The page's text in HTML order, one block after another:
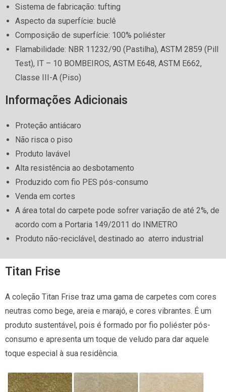
Sistema de fabricação: tufting
Aspecto da superfície: buclê
Composição de superfície: 100% poliéster
Flamabilidade: NBR 11232/90 (Pastilha), ASTM 2859 (Pill
Test), IT – 10 BOMBEIROS, ASTM E648, ASTM E662,
Classe III-A (Piso)​
Informações Adicionais
Proteção antiácaro
Não risca o piso
Produto lavável
Alta resistência ao desbotamento
Produzido com fio PES pós-consumo
Venda em cortes
A área total do carpete pode sofrer variação de até 2%, de
acordo com a Portaria 149/2011 do INMETRO
Produto não-reciclável, destinado ao aterro industrial
Titan Frise
A coleção Titan Frise traz uma gama de carpetes com cores
neutras como bege, areia e marajó, e cores vibrantes. É um
produto sustentável, pois é formado por fio poliéster pós-
consumo e apresenta um toque de veludo para dar aquele
toque especial à sua residência.